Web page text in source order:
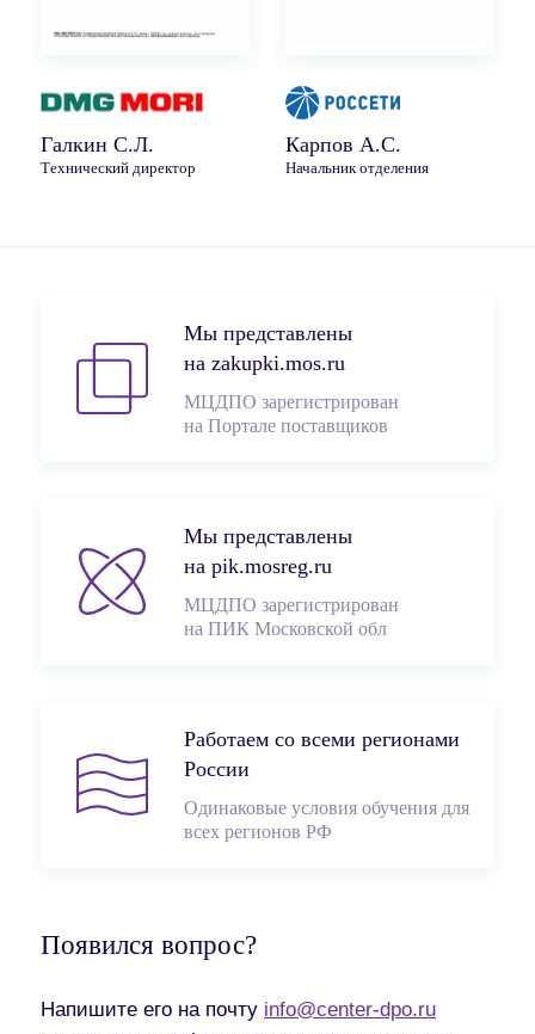
Галкин С.Л.
Технический директор
Карпов А.С.
Начальник отделения
Мы представлены
на zakupki.mos.ru
МЦДПО зарегистрирован
на Портале поставщиков
Мы представлены
на pik.mosreg.ru
МЦДПО зарегистрирован
на ПИК Московской обл
Работаем со всеми регионами
России
Одинаковые условия обучения для
всех регионов РФ
Появился вопрос?
Напишите его на почту info@center-dpo.ru